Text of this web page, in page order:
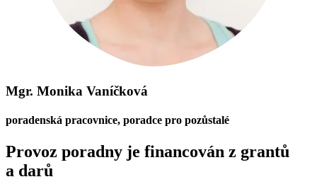
Mgr. Monika Vaníčková
poradenská pracovnice, poradce pro pozůstalé
Provoz poradny je financován z grantů
a darů